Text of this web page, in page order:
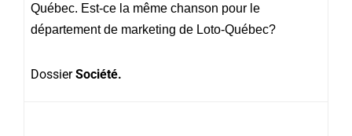
Québec. Est-ce la même chanson pour le
département de marketing de Loto-Québec?
DossierSociété.